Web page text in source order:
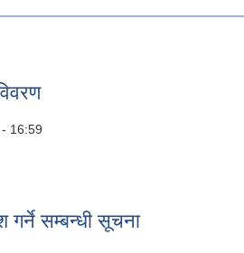
16:59
सम्बन्धी सूचना